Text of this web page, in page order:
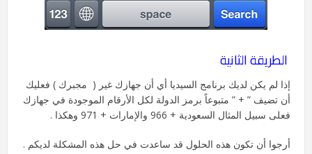
الطريقة الثانية
إذا لم يكن لديك برنامج السيديا أي أن جهازك غير ( مجبرك ) فعليك
أن تضيف ” + ” متبوعاً برمز الدولة لكل الأرقام الموجودة في جهازك
فعلى سبيل المثال السعودية + 966 والإمارات + 971 وهكذا .
أرجوا أن تكون هذه الحلول قد ساعدت في حل هذه المشكلة لديكم .